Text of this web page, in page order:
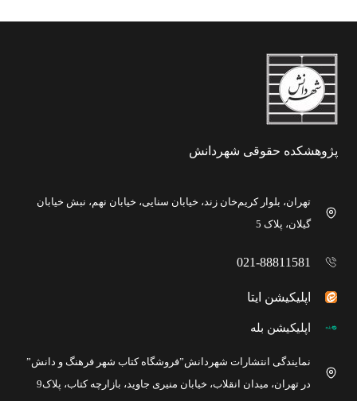
پژوهشکده حقوقی شهردانش
تهران، بلوار کریم‌خان زند، خیابان سنایی، خیابان نهم، نبش خیابان
گیلان، پلاک 5
021-88811581
اپلیکیشن ایتا
اپلیکیشن بله
نمایندگی انتشارات شهردانش”فروشگاه کتاب شهر فرهنگ و دانش”
در تهران، میدان انقلاب، خیابان منیری جاوید، بازارچه کتاب، پلاک9